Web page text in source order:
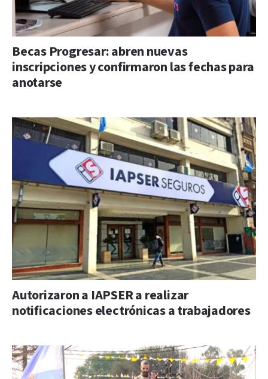
Becas Progresar: abren nuevas
inscripciones y confirmaron las fechas para
anotarse
Autorizaron a IAPSER a realizar
notificaciones electrónicas a trabajadores